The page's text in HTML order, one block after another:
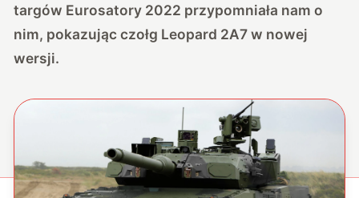
targów Eurosatory 2022 przypomniała nam o
nim, pokazując czołg Leopard 2A7 w nowej
wersji.